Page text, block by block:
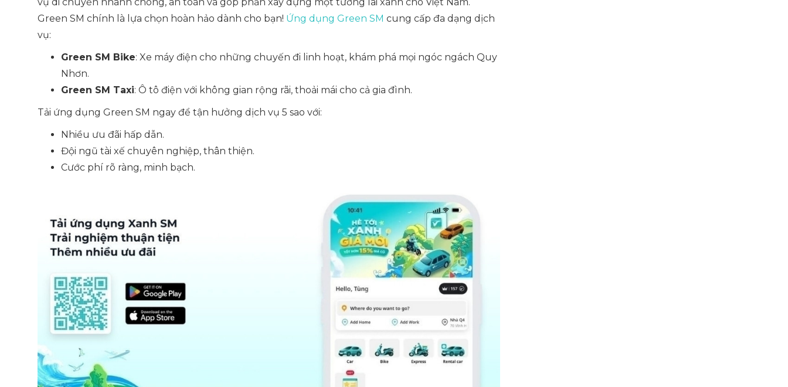
Green SM chính là lựa chọn hoàn hảo dành cho bạn! Ứng dụng Green SM cung cấp đa dạng dịch
vụ:
Green SM Bike: Xe máy điện cho những chuyến đi linh hoạt, khám phá mọi ngóc ngách Quy
Nhơn.
Green SM Taxi: Ô tô điện với không gian rộng rãi, thoải mái cho cả gia đình.
Tải ứng dụng Green SM ngay để tận hưởng dịch vụ 5 sao với:
Nhiều ưu đãi hấp dẫn.
Đội ngũ tài xế chuyên nghiệp, thân thiện.
Cước phí rõ ràng, minh bạch.